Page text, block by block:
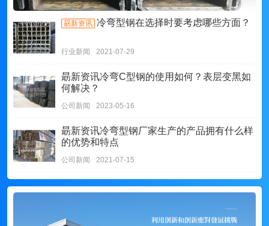
朂新资讯 冷弯型钢在选择时要考虑哪些方面？
行业新闻 2021-07-29
朂新资讯冷弯C型钢的使用如何？表层变黑如
何解决？
公司新闻 2023-05-16
朂新资讯冷弯型钢厂家生产的产品拥有什么样
的优势和特点
公司新闻 2021-07-15